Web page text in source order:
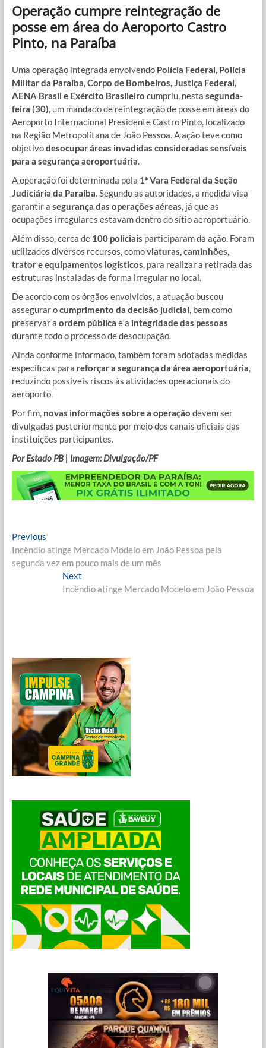
Operação cumpre reintegração de
posse em área do Aeroporto Castro
Pinto, na Paraíba
Uma operação integrada envolvendo Polícia Federal, Polícia
Militar da Paraíba, Corpo de Bombeiros, Justiça Federal,
AENA Brasil e Exército Brasileiro cumpriu, nesta segunda-
feira (30), um mandado de reintegração de posse em áreas do
Aeroporto Internacional Presidente Castro Pinto, localizado
na Região Metropolitana de João Pessoa. A ação teve como
objetivodesocupar áreas invadidas consideradas sensíveis
para a segurança aeroportuária.
A operação foi determinada pela 1ª Vara Federal da Seção
Judiciária da Paraíba. Segundo as autoridades, a medida visa
garantir a segurança das operações aéreas, já que as
ocupações irregulares estavam dentro do sítio aeroportuário.
Além disso, cerca de 100 policiais participaram da ação. Foram
utilizados diversos recursos, comoviaturas, caminhões,
trator e equipamentos logísticos, para realizar a retirada das
estruturas instaladas de forma irregular no local.
De acordo com os órgãos envolvidos, a atuação buscou
assegurar ocumprimento da decisão judicial, bem como
preservar a ordem pública e a integridade das pessoas
durante todo o processo de desocupação.
Ainda conforme informado, também foram adotadas medidas
específicas para reforçar a segurança da área aeroportuária,
reduzindo possíveis riscos às atividades operacionais do
aeroporto.
Por fim, novas informações sobre a operação devem ser
divulgadas posteriormente por meio dos canais oficiais das
instituições participantes.
Por Estado PB | Imagem: Divulgação/PF
Navegação
de
PreviousPrevious
post:
Incêndio atinge Mercado Modelo em João Pessoa pela
segunda vez em pouco mais de um mês
Next
post:
Incêndio atinge Mercado Modelo em João Pessoa